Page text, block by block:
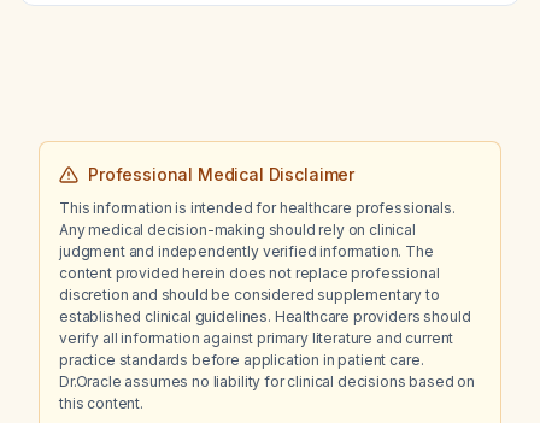
Professional Medical Disclaimer
This information is intended for healthcare professionals.
Any medical decision-making should rely on clinical
judgment and independently verified information. The
content provided herein does not replace professional
discretion and should be considered supplementary to
established clinical guidelines. Healthcare providers should
verify all information against primary literature and current
practice standards before application in patient care.
Dr.Oracle assumes no liability for clinical decisions based on
this content.